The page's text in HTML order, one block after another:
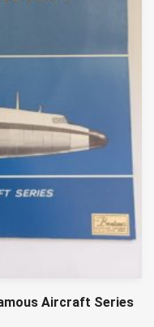
Aircraft Series